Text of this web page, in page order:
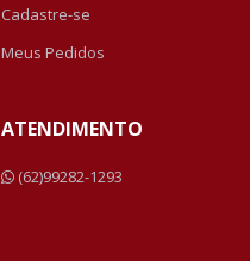
Cadastre-se
Meus Pedidos
ATENDIMENTO
(62)99282-1293